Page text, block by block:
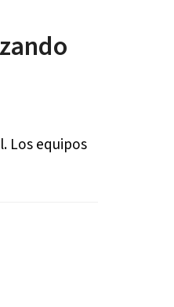
Los equipos